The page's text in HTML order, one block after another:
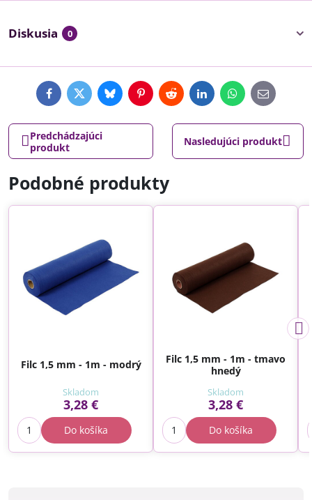
Diskusia 0
FacebookTwitterBlueskyPinterestRedditLinkedInWhatsApp
E-
mail
Predchádzajúci
produkt
Nasledujúci produkt
Podobné produkty
Filc 1,5 mm - 1m - modrý
Skladom
3,28 €
Do košíka
Filc 1,5 mm - 1m - tmavo
hnedý
Skladom
3,28 €
Do košíka